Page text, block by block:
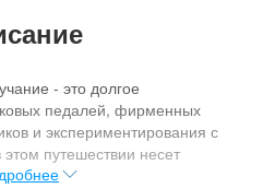
- это долгое
педалей, фирменных
и экспериментирования с
путешествии несет
возможности реализации